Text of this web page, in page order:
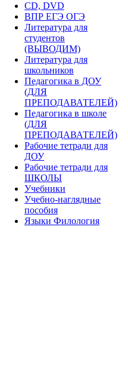
CD, DVD
ВПР ЕГЭ ОГЭ
Литература для
студентов
(ВЫВОДИМ)
Литература для
школьников
Педагогика в ДОУ
(ДЛЯ
ПРЕПОДАВАТЕЛЕЙ)
Педагогика в школе
(ДЛЯ
ПРЕПОДАВАТЕЛЕЙ)
Рабочие тетради для
ДОУ
Рабочие тетради для
ШКОЛЫ
Учебники
Учебно-наглядные
пособия
Языки Филология